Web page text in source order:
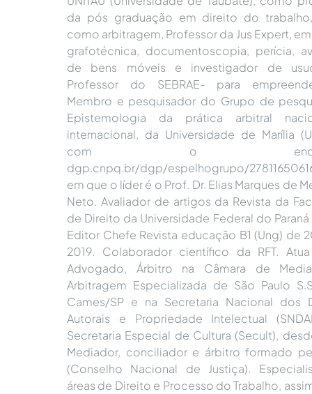
da pós graduação em direito do
como arbitragem, Professor da Jus Expert,
grafotécnica, documentoscopia, perícia,
de bens móveis e investigador de
Professor do SEBRAE- para
Membro e pesquisador do Grupo de
Epistemologia da prática arbitral
internacional, da Universidade de Marília
com o
dgp.cnpq.br/dgp/espelhogrupo/
em que o líder é o Prof. Dr. Elias Marques de
Neto. Avaliador de artigos da Revista da
de Direito da Universidade Federal do Paraná
Editor Chefe Revista educação B1 (Ung) de
2019. Colaborador científico da RFT.
Advogado, Árbitro na Câmara de
Arbitragem Especializada de São Paulo
Cames/SP e na Secretaria Nacional dos
Autorais e Propriedade Intelectual
Secretaria Especial de Cultura (Secult),
Mediador, conciliador e árbitro formado
(Conselho Nacional de Justiça).
áreas de Direito e Processo do Trabalho,